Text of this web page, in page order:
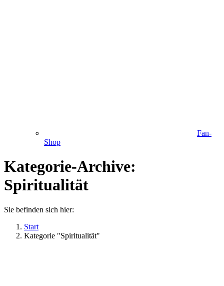
Fan-
Shop
Kategorie-Archive:
Spiritualität
Sie befinden sich hier:
Start
Kategorie "Spiritualität"